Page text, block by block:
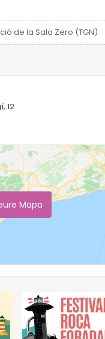
de la Sala Zero (TGN)
12
Mapa